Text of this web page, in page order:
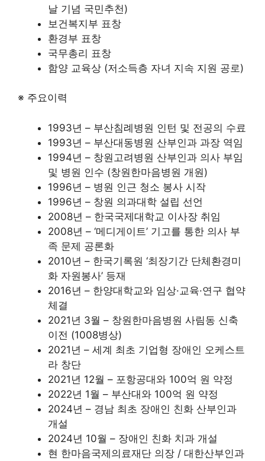
날 기념 국민추천)
보건복지부 표창
환경부 표창
국무총리 표창
함양 교육상 (저소득층 자녀 지속 지원 공로)
※ 주요이력
1993년 – 부산침례병원 인턴 및 전공의 수료
1993년 – 부산대동병원 산부인과 과장 역임
1994년 – 창원고려병원 산부인과 의사 부임
및 병원 인수 (창원한마음병원 개원)
1996년 – 병원 인근 청소 봉사 시작
1996년 – 창원 의과대학 설립 선언
2008년 – 한국국제대학교 이사장 취임
2008년 – ‘메디게이트’ 기고를 통한 의사 부
족 문제 공론화
2010년 – 한국기록원 ‘최장기간 단체환경미
화 자원봉사’ 등재
2016년 – 한양대학교와 임상·교육·연구 협약
체결
2021년 3월 – 창원한마음병원 사림동 신축
이전 (1008병상)
2021년 – 세계 최초 기업형 장애인 오케스트
라 창단
2021년 12월 – 포항공대와 100억 원 약정
2022년 1월 – 부산대와 100억 원 약정
2024년 – 경남 최초 장애인 친화 산부인과
개설
2024년 10월 – 장애인 친화 치과 개설
현 한마음국제의료재단 의장 / 대한산부인과